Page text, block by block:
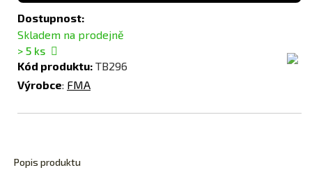
Dostupnost:
Skladem na prodejně
> 5 ks
Kód produktu: TB296
Výrobce: FMA
Popis produktu